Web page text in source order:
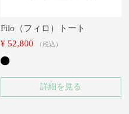
Filo（フィロ）トート
¥ 52,800 税込
詳細を見る